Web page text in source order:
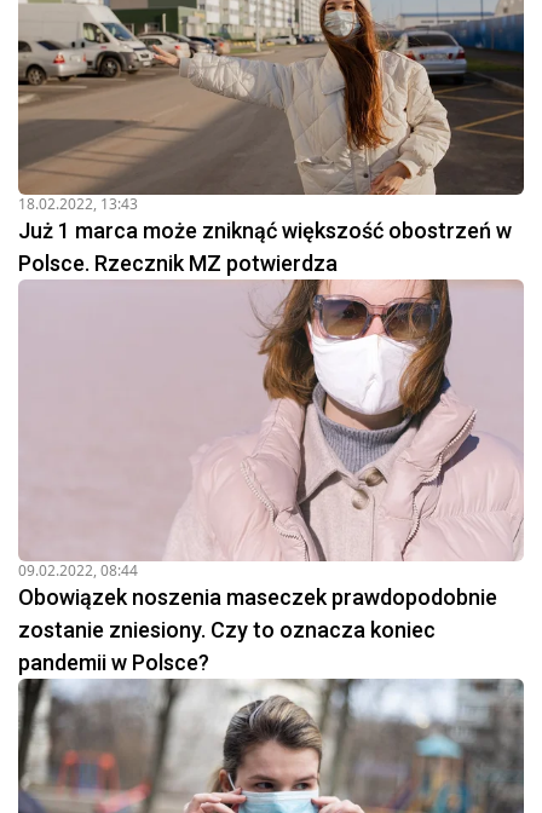
18.02.2022, 13:43
Już 1 marca może zniknąć większość obostrzeń w
Polsce. Rzecznik MZ potwierdza
09.02.2022, 08:44
Obowiązek noszenia maseczek prawdopodobnie
zostanie zniesiony. Czy to oznacza koniec
pandemii w Polsce?